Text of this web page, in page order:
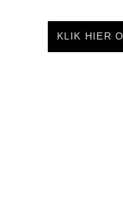
KLIK HIER